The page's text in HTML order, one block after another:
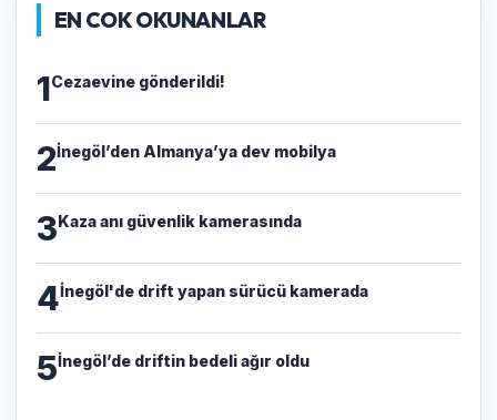
EN COK OKUNANLAR
1Cezaevine gönderildi!
2İnegöl’den Almanya’ya dev mobilya
3Kaza anı güvenlik kamerasında
4İnegöl'de drift yapan sürücü kamerada
5İnegöl’de driftin bedeli ağır oldu